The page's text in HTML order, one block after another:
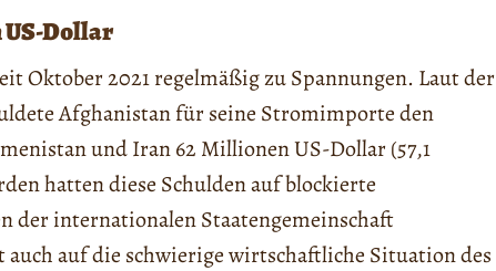
US-Dollar
Oktober 2021 regelmäßig zu Spannungen. Laut der
Afghanistan für seine Stromimporte den
und Iran 62 Millionen US-Dollar (57,1
hatten diese Schulden auf blockierte
der internationalen Staatengemeinschaft
auf die schwierige wirtschaftliche Situation des